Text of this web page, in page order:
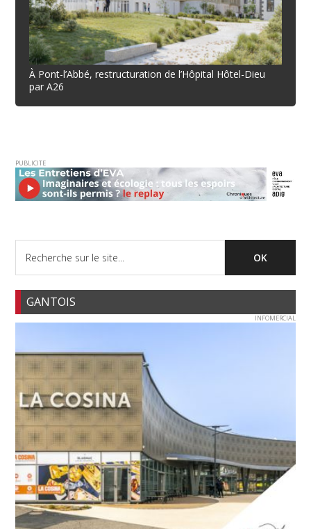
À Pont-l’Abbé, restructuration de l’Hôpital Hôtel-Dieu
par A26
PUBLICITE
GANTOIS
INFOMERCIAL